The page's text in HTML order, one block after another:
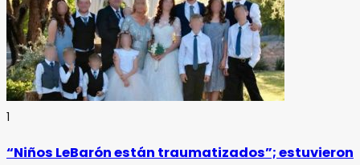
1
“Niños LeBarón están traumatizados”; estuvieron